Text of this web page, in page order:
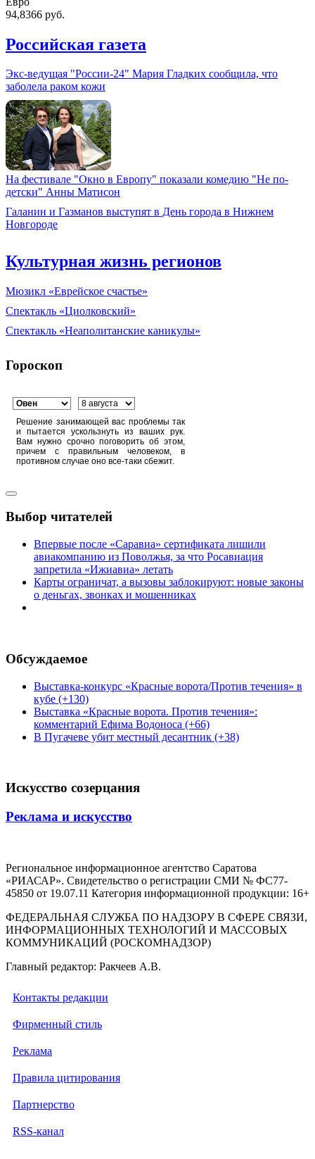
94,8366 руб.
Российская газета
Экс-ведущая "России-24" Мария Гладких сообщила, что
заболела раком кожи
На фестивале "Окно в Европу" показали комедию "Не по-
детски" Анны Матисон
Галанин и Газманов выступят в День города в Нижнем
Новгороде
Культурная жизнь регионов
Мюзикл «Еврейское счастье»
Спектакль «Циолковский»
Спектакль «Неаполитанские каникулы»
Гороскоп
Решение занимающей вас проблемы так
и пытается ускользнуть из ваших рук.
Вам нужно срочно поговорить об этом,
причем с правильным человеком, в
противном случае оно все-таки сбежит.
Выбор читателей
Впервые после «Саравиа» сертификата лишили
авиакомпанию из Поволжья, за что Росавиация
запретила «Ижиавиа» летать
Карты ограничат, а вызовы заблокируют: новые законы
о деньгах, звонках и мошенниках
Обсуждаемое
Выставка-конкурс «Красные ворота/Против течения» в
кубе (+130)
Выставка «Красные ворота. Против течения»:
комментарий Ефима Водоноса (+66)
В Пугачеве убит местный десантник (+38)
Искусство созерцания
Реклама и искусство
Региональное информационное агентство Саратова
«РИАСАР». Свидетельство о регистрации СМИ № ФС77-
45850 от 19.07.11 Категория информационной продукции: 16+
ФЕДЕРАЛЬНАЯ СЛУЖБА ПО НАДЗОРУ В СФЕРЕ СВЯЗИ,
ИНФОРМАЦИОННЫХ ТЕХНОЛОГИЙ И МАССОВЫХ
КОММУНИКАЦИЙ (РОСКОМНАДЗОР)
Главный редактор: Ракчеев А.В.
Контакты редакции
Фирменный стиль
Реклама
Правила цитирования
Партнерство
RSS-канал